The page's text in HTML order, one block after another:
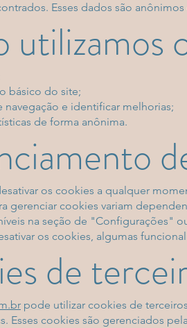
Esses dados são
utilizamos
básico do site;
navegação e identificar melhorias;
de forma anônima.
os cookies a qualquer
gerenciar cookies variam
na seção de "Configurações"
os cookies, algumas
de
pode utilizar cookies de
Esses cookies são gerenciados